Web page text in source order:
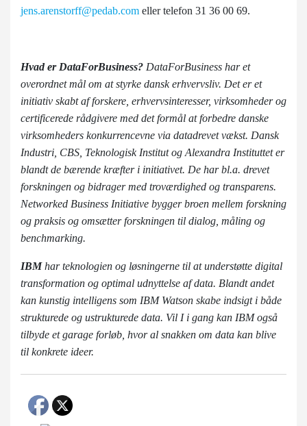
jens.arenstorff@pedab.com eller telefon 31 36 00 69.
Hvad er DataForBusiness? DataForBusiness har et
overordnet mål om at styrke dansk erhvervsliv. Det er et
initiativ skabt af forskere, erhvervsinteresser, virksomheder og
certificerede rådgivere med det formål at forbedre danske
virksomheders konkurrencevne via datadrevet vækst. Dansk
Industri, CBS, Teknologisk Institut og Alexandra Instituttet er
blandt de bærende kræfter i initiativet. De har bl.a. drevet
forskningen og bidrager med troværdighed og transparens.
Networked Business Initiative bygger broen mellem forskning
og praksis og omsætter forskningen til dialog, måling og
benchmarking.
IBMhar teknologien og løsningerne til at understøtte digital
transformation og optimal udnyttelse af data. Blandt andet
kan kunstig intelligens som IBM Watson skabe indsigt i både
strukturede og ustrukturede data. Vil I i gang kan IBM også
tilbyde et garage forløb, hvor al snakken om data kan blive
til konkrete ideer.